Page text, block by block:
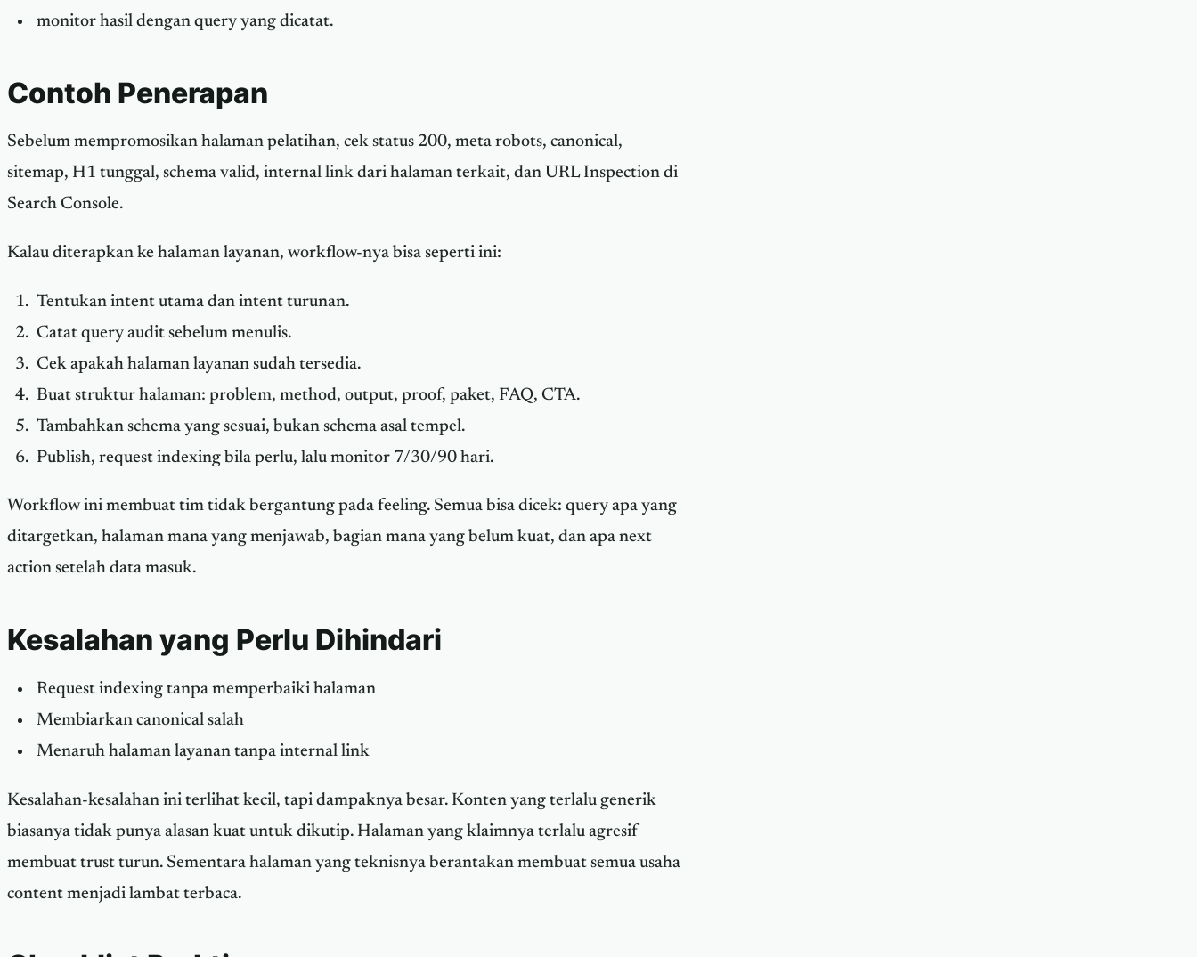
monitor hasil dengan query yang dicatat.
Contoh Penerapan
Sebelum mempromosikan halaman pelatihan, cek status 200, meta robots, canonical,
sitemap, H1 tunggal, schema valid, internal link dari halaman terkait, dan URL Inspection di
Search Console.
Kalau diterapkan ke halaman layanan, workflow-nya bisa seperti ini:
Tentukan intent utama dan intent turunan.
Catat query audit sebelum menulis.
Cek apakah halaman layanan sudah tersedia.
Buat struktur halaman: problem, method, output, proof, paket, FAQ, CTA.
Tambahkan schema yang sesuai, bukan schema asal tempel.
Publish, request indexing bila perlu, lalu monitor 7/30/90 hari.
Workflow ini membuat tim tidak bergantung pada feeling. Semua bisa dicek: query apa yang
ditargetkan, halaman mana yang menjawab, bagian mana yang belum kuat, dan apa next
action setelah data masuk.
Kesalahan yang Perlu Dihindari
Request indexing tanpa memperbaiki halaman
Membiarkan canonical salah
Menaruh halaman layanan tanpa internal link
Kesalahan-kesalahan ini terlihat kecil, tapi dampaknya besar. Konten yang terlalu generik
biasanya tidak punya alasan kuat untuk dikutip. Halaman yang klaimnya terlalu agresif
membuat trust turun. Sementara halaman yang teknisnya berantakan membuat semua usaha
content menjadi lambat terbaca.